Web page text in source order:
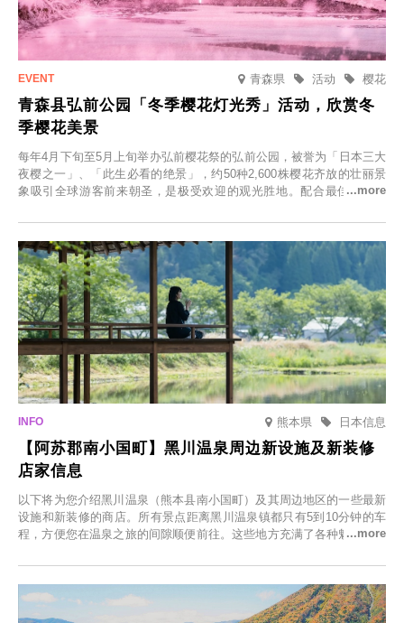
青森県 樱花
活动
青森县弘前公园「冬季樱花灯光秀」活动，欣赏冬
季樱花美景
每年4月下旬至5月上旬举办弘前樱花祭的弘前公园，被誉为「日本三大
夜樱之一」、「此生必看的绝景」，约50种2,600株樱花齐放的壮丽景
象吸引全球游客前来朝圣，是极受欢迎的观光胜地。配合最佳观雪时
「冬季樱花灯光秀」。
熊本県 日本信息
【阿苏郡南小国町】黑川温泉周边新设施及新装修
店家信息
以下将为您介绍黑川温泉（熊本县南小国町）及其周边地区的一些最新
设施和新装修的商店。所有景点距离黑川温泉镇都只有5到10分钟的车
程，方便您在温泉之旅的间隙顺便前往。这些地方充满了各种魅力，包
食材的餐厅。让您体验黑川温泉的全新乐趣。